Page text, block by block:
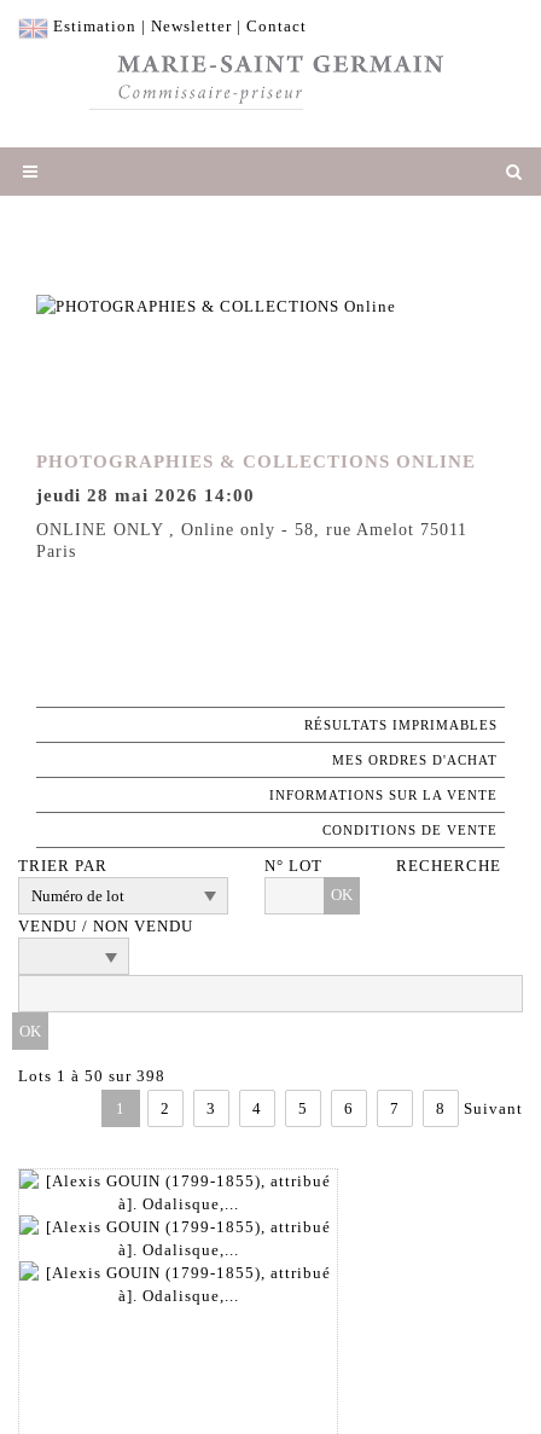
Estimation | Newsletter | Contact
PHOTOGRAPHIES & COLLECTIONS ONLINE
jeudi 28 mai 2026 14:00
ONLINE ONLY , Online only - 58, rue Amelot 75011
Paris
RÉSULTATS IMPRIMABLES
MES ORDRES D'ACHAT
INFORMATIONS SUR LA VENTE
CONDITIONS DE VENTE
TRIER PAR
N° LOT
OK
VENDU / NON VENDU
RECHERCHE
Lots 1 à 50 sur 398
1
2 3 4 5 6 7 8 Suivant